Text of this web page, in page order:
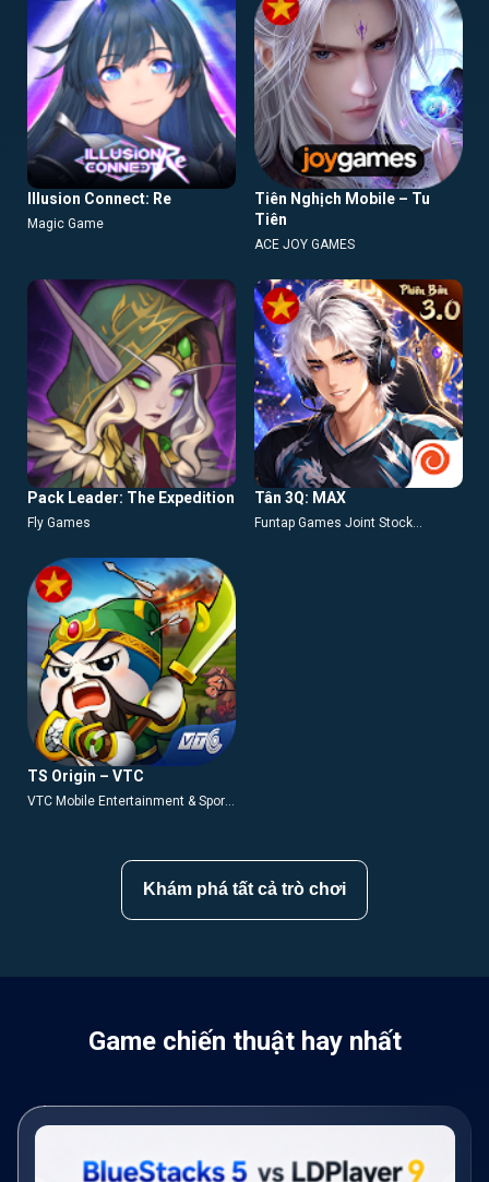
Illusion Connect: Re
Magic Game
Tiên Nghịch Mobile – Tu
Tiên
ACE JOY GAMES
Pack Leader: The Expedition
Fly Games
Tân 3Q: MAX
Funtap Games Joint Stock
TS Origin – VTC
VTC Mobile Entertainment & Sport
Khám phá tất cả trò chơi
Game chiến thuật hay nhất